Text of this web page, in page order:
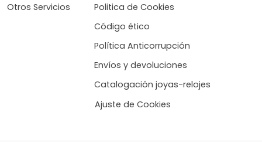
Otros Servicios
Politica de Cookies
Código ético
Política Anticorrupción
Envíos y devoluciones
Catalogación joyas-relojes
Ajuste de Cookies